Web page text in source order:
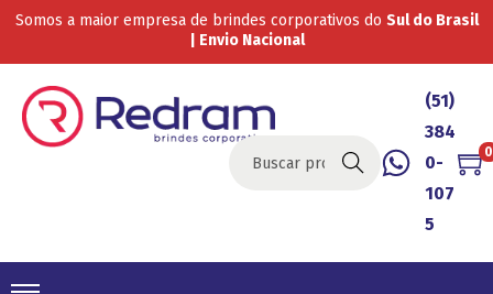
Somos a maior empresa de brindes corporativos do Sul do Brasil
| Envio Nacional
Buscar
(51)
384
0-
107
5
0